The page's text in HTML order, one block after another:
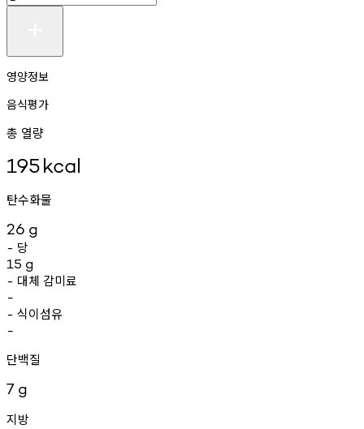
영양정보
음식평가
총 열량
195kcal
탄수화물
26 g
- 당
15 g
- 대체 감미료
-
- 식이섬유
-
단백질
7 g
지방